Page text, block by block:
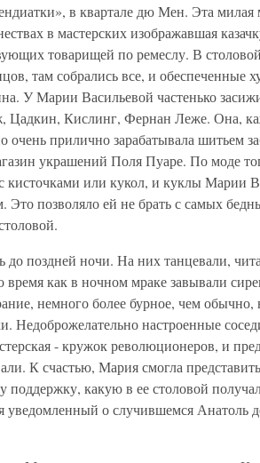
в квартале дю Мен. Эта
в мастерских изображавшая
товарищей по ремеслу. В
там собрались все, и обеспеченные
У Марии Васильевой частенько
Кислинг, Фернан Леже. Она,
прилично зарабатывала шитьем
украшений Поля Пуаре. По моде
или кукол, и куклы Марии
позволяло ей не брать с самых
до поздней ночи. На них танцевали,
время как в ночном мраке завывали
немного более бурное, чем обычно,
Недоброжелательно настроенные
- кружок революционеров, и
К счастью, Мария смогла
поддержку, какую в ее столовой
уведомленный о случившемся Анатоль